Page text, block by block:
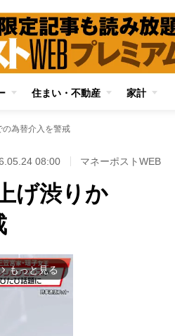
住まい・不動産 家計
為替介入を警戒
08:00 マネーポストWEB
げ渋りか
arrow_forward_ios もっと見る